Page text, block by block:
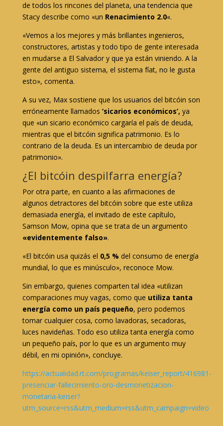
de todos los rincones del planeta, una tendencia que
Stacy describe como «un Renacimiento 2.0«.
«Vemos a los mejores y más brillantes ingenieros,
constructores, artistas y todo tipo de gente interesada
en mudarse a El Salvador y que ya están viniendo. A la
gente del antiguo sistema, el sistema fíat, no le gusta
esto», comenta.
A su vez, Max sostiene que los usuarios del bitcóin son
erróneamente llamados ‘sicarios económicos’, ya
que «un sicario económico cargaría el país de deuda,
mientras que el bitcóin significa patrimonio. Es lo
contrario de la deuda. Es un intercambio de deuda por
patrimonio».
¿El bitcóin despilfarra energía?
Por otra parte, en cuanto a las afirmaciones de
algunos detractores del bitcóin sobre que este utiliza
demasiada energía, el invitado de este capítulo,
Samson Mow, opina que se trata de un argumento
«evidentemente falso».
«El bitcóin usa quizás el 0,5 % del consumo de energía
mundial, lo que es minúsculo», reconoce Mow.
Sin embargo, quienes comparten tal idea «utilizan
comparaciones muy vagas, como que utiliza tanta
energía como un país pequeño, pero podemos
tomar cualquier cosa, como lavadoras, secadoras,
luces navideñas. Todo eso utiliza tanta energía como
un pequeño país, por lo que es un argumento muy
débil, en mi opinión», concluye.
https://actualidad.rt.com/programas/keiser_report/416981-
presenciar-fallecimiento-oro-desmonetizacion-
monetaria-keiser?
utm_source=rss&utm_medium=rss&utm_campaign=video